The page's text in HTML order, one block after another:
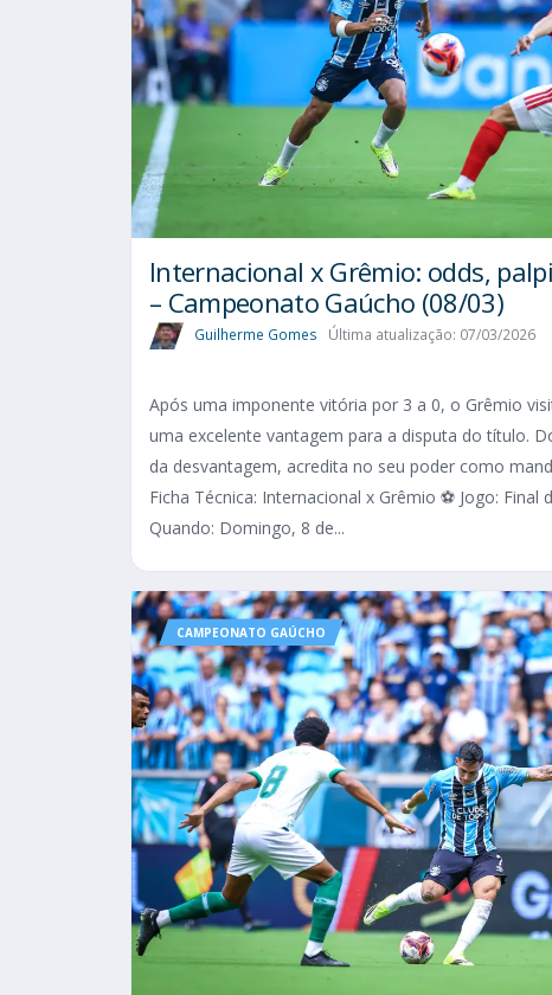
Internacional x Grêmio: odds,
– Campeonato Gaúcho (08/03)
Guilherme Gomes Última atualização: 07/03/2026
Após uma imponente vitória por 3 a 0, o Grêmio
uma excelente vantagem para a disputa do título.
da desvantagem, acredita no seu poder como
Ficha Técnica: Internacional x Grêmio ⚽ Jogo:
Quando: Domingo, 8 de...
CAMPEONATO GAÚCHO